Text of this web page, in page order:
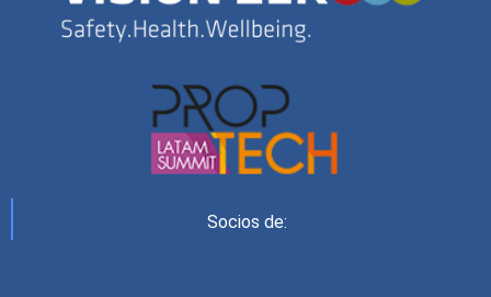
Socios de: